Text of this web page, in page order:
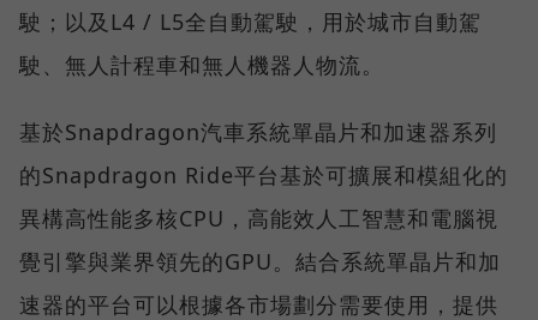
駛；以及L4 / L5全自動駕駛，用於城市自動駕
駛、無人計程車和無人機器人物流。
基於Snapdragon汽車系統單晶片和加速器系列
的Snapdragon Ride平台基於可擴展和模組化的
異構高性能多核CPU，高能效人工智慧和電腦視
覺引擎與業界領先的GPU。結合系統單晶片和加
速器的平台可以根據各市場劃分需要使用，提供